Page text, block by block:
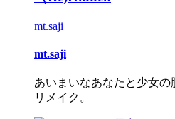
mt.saji
mt.saji
あいまいなあなたと少女の
リメイク。